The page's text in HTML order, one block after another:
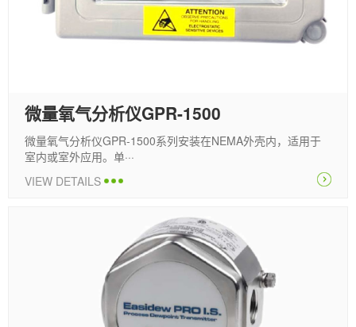
微量氧气分析仪GPR-1500
微量氧气分析仪GPR-1500系列安装在NEMA外壳内，适用于
室内或室外应用。单···
VIEW DETAILS